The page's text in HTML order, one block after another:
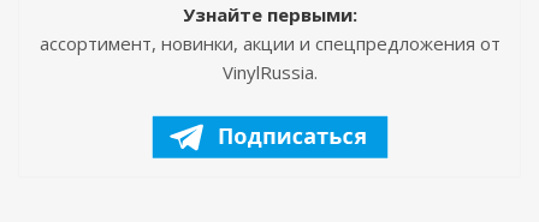
Узнайте первыми:
ассортимент, новинки, акции и спецпредложения от
VinylRussia.